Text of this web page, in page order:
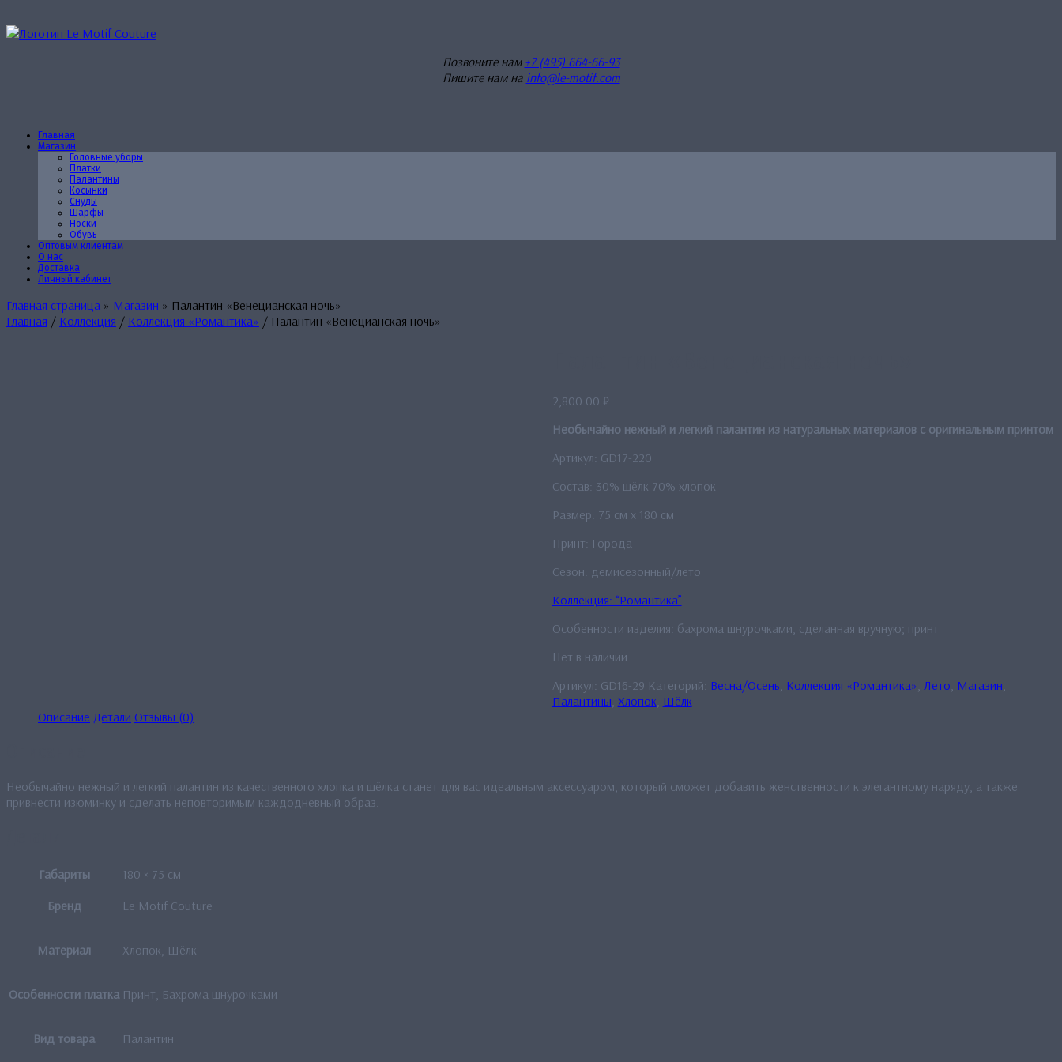
к
Позвоните нам +7 (495) 664-66-93
Пишите нам на info@le-motif.com
Главная
Магазин
Головные уборы
Платки
Палантины
Косынки
Снуды
Шарфы
Носки
Обувь
Оптовым клиентам
О нас
Доставка
Личный кабинет
Главная страница » Магазин » Палантин «Венецианская ночь»
Главная / Коллекция / Коллекция «Романтика» / Палантин «Венецианская ночь»
2,800.00 ₽
Необычайно нежный и легкий палантин из натуральных материалов с оригинальным принтом
Артикул: GD17-220
Состав: 30% шёлк 70% хлопок
Размер: 75 см x 180 см
Принт: Города
Сезон: демисезонный/лето
Коллекция: “Романтика”
Особенности изделия: бахрома шнурочками, сделанная вручную; принт
Нет в наличии
Артикул: GD16-29 Категорий: Весна/Осень Коллекция «Романтика» Лето Магазин
Палантины Хлопок Шёлк
Описание Детали Отзывы (0)
Необычайно нежный и легкий палантин из качественного хлопка и шёлка станет для вас идеальным аксессуаром, который сможет добавить женственности к элегантному наряду, а также
привнести изюминку и сделать неповторимым каждодневный образ.
Габариты
180 × 75 см
Бренд
Le Motif Couture
Материал Хлопок, Шёлк
Особенности платка Принт, Бахрома шнурочками
Вид товара Палантин